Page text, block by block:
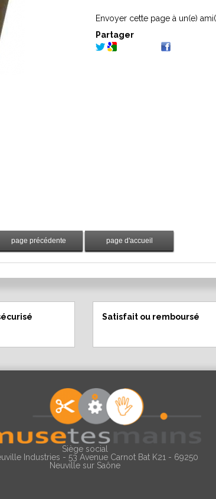
Envoyer cette page à un(e)
Partager
Satisfait ou remboursé
Siège social
Industries - 53 Avenue Carnot Bat K21 - 69250
Neuville sur Saône